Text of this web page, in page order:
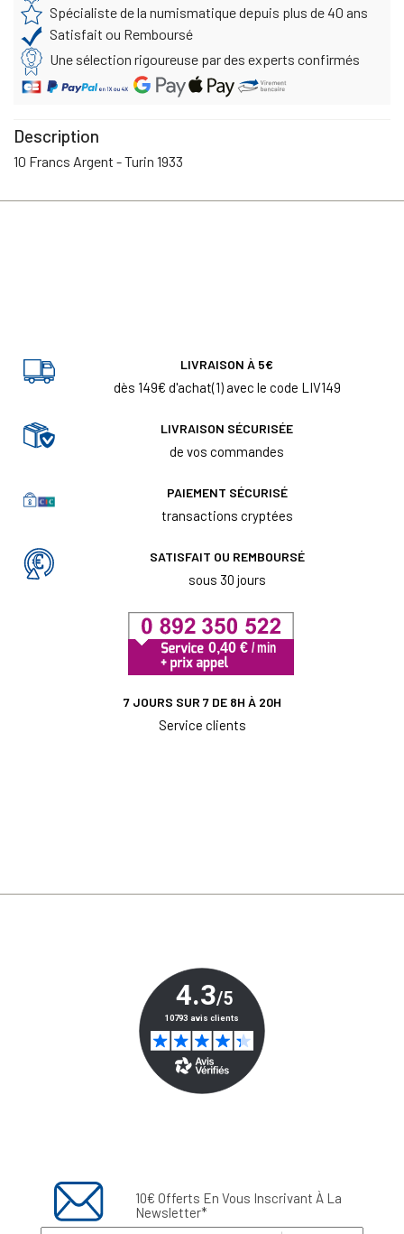
Spécialiste de la numismatique depuis plus de 40 ans
Satisfait ou Remboursé
Une sélection rigoureuse par des experts confirmés
Description
10 Francs Argent - Turin 1933
LIVRAISON À 5€
dès 149€ d'achat(1) avec le code LIV149
LIVRAISON SÉCURISÉE
de vos commandes
PAIEMENT SÉCURISÉ
transactions cryptées
SATISFAIT OU REMBOURSÉ
sous 30 jours
7 JOURS SUR 7 DE 8H À 20H
Service clients
10€ Offerts En Vous Inscrivant À La
Newsletter*